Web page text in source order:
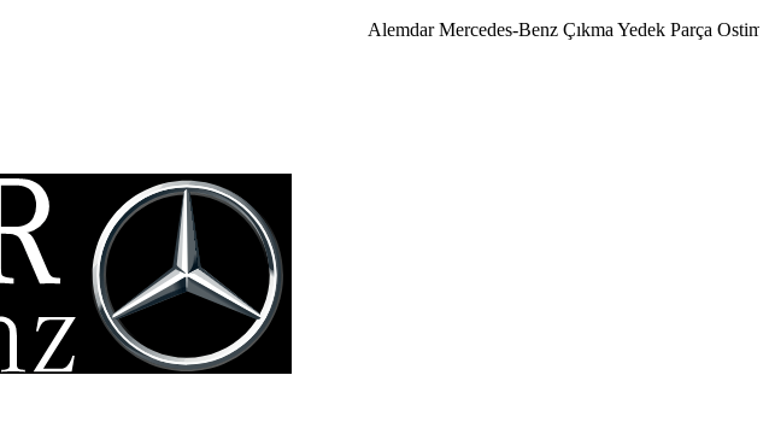
Alemdar Mercedes-Benz Çıkma Yedek Parça Ostim